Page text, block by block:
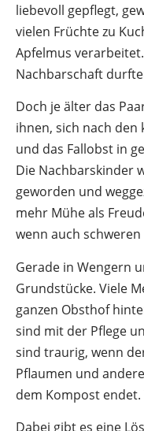
liebevoll gepflegt,
vielen Früchte zu
Apfelmus
Nachbarschaft
Doch je älter das
ihnen, sich nach den
und das Fallobst in
Die Nachbarskinder
geworden und
mehr Mühe als
wenn auch schweren
Gerade in Wengern
Grundstücke. Viele
ganzen Obsthof
sind mit der Pflege
sind traurig, wenn
Pflaumen und
dem Kompost
Dabei gibt es eine